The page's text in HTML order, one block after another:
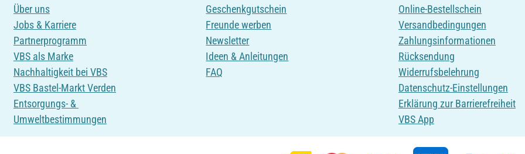
Über uns
Jobs & Karriere
Partnerprogramm
VBS als Marke
Nachhaltigkeit bei VBS
VBS Bastel-Markt Verden
Entsorgungs- &
Umweltbestimmungen
Geschenkgutschein
Freunde werben
Newsletter
Ideen & Anleitungen
FAQ
Online-Bestellschein
Versandbedingungen
Zahlungsinformationen
Rücksendung
Widerrufsbelehrung
Datenschutz-Einstellungen
Erklärung zur Barrierefreiheit
VBS App